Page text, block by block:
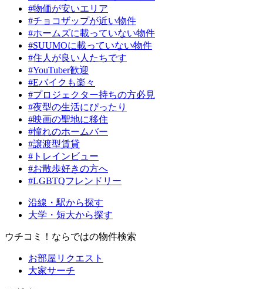
#物価が安いエリア
#チョコザップが近い物件
#ホームズに載っていない物件
#SUUMOに載っていない物件
#住人が良い人たちです
#YouTuber歓迎
#Eバイクも楽々
#プロジェクター持ちの方必見
#夜型の生活にぴったり
#映画の聖地に移住
#憧れのホームバー
#譲渡型賃貸
#トレインビュー
#お散歩好きの方へ
#LGBTQフレンドリー
沿線・駅から探す
大学・短大から探す
ウチコミ！ならではの物件検索
お部屋リクエスト
大家サーチ